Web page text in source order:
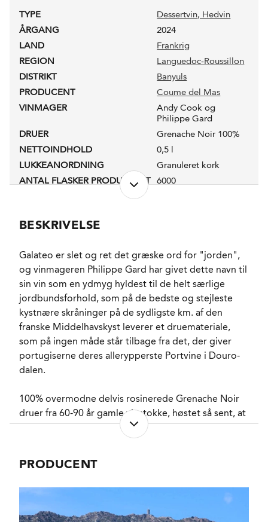
TYPE Dessertvin, Hedvin
ÅRGANG
2024
LAND
Frankrig
REGION
Languedoc-Roussillon
DISTRIKT
Banyuls
PRODUCENT
Coume del Mas
VINMAGER
Andy Cook og
Philippe Gard
DRUER
Grenache Noir 100%
NETTOINDHOLD
0,5 l
LUKKEANORDNING
Granuleret kork
ANTAL FLASKER PRODUCERET 6000
PH-VÆRDI
SYREINDHOLD
4,4 g/l
SVOVLINDHOLD
85 mg/l
FADLAGRET
Ja
LAGRING
6 måneder på brugte
225 liters fade.
FORVENTET HOLDBARHED
5-8 år fra høståret.
SERVERINGS-TEMPERATUR
10 - 12°C
EMBALLAGETYPE
Flaske (50 cl)
NØGLEORD Kirsch, Kirsebær,
PASSER GODT TIL
KARAKTERISTIKA
Fyldig, Markant
BESKRIVELSE
Galateo er slet og ret det græske ord for "jorden",
og vinmageren Philippe Gard har givet dette navn til
sin vin som en ydmyg hyldest til de helt særlige
jordbundsforhold, som på de bedste og stejleste
kystnære skråninger på de sydligste km. af den
franske Middelhavskyst leverer et druemateriale,
som på ingen måde står tilbage fra det, der giver
portugiserne deres allerypperste Portvine i Douro-
dalen.
100% overmodne delvis rosinerede Grenache Noir
druer fra 60-90 år gamle vinstokke, høstet så sent, at
ha. udbyttet ikke overstiger 20 hl., og med et
sukkerindhold, der betyder, at druerne ankommer til
på 20-22 %.
fjernes og druerne knuses. Herefter får most, skind
PRODUCENT